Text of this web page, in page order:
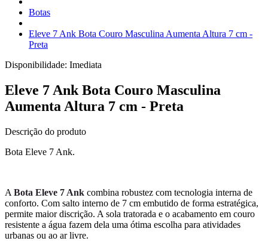
Botas
Eleve 7 Ank Bota Couro Masculina Aumenta Altura 7 cm -
Preta
Disponibilidade: Imediata
Eleve 7 Ank Bota Couro Masculina
Aumenta Altura 7 cm - Preta
Descrição do produto
Bota Eleve 7 Ank.
A Bota Eleve 7 Ank combina robustez com tecnologia interna de
conforto. Com salto interno de 7 cm embutido de forma estratégica,
permite maior discrição. A sola tratorada e o acabamento em couro
resistente a água fazem dela uma ótima escolha para atividades
urbanas ou ao ar livre.